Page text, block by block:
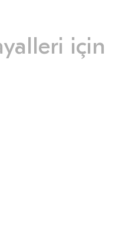
için